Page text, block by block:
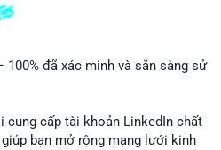
đã xác minh và sẵn sàng sử
cung cấp tài khoản LinkedIn chất
bạn mở rộng mạng lưới kinh